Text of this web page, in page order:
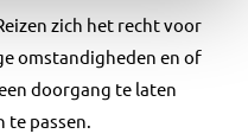
zich het recht voor
omstandigheden en of
doorgang te laten
te passen.